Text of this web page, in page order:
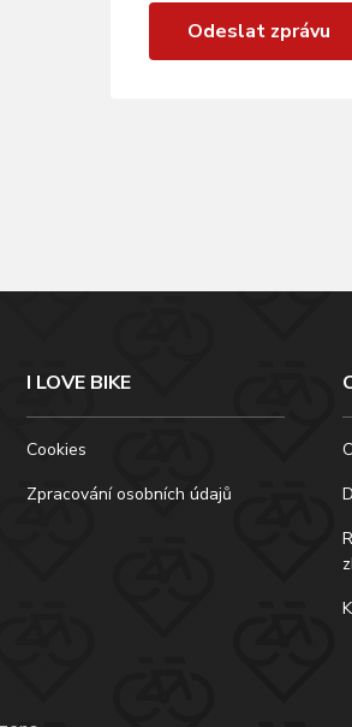
Odeslat zprávu
I LOVE BIKE
Cookies
Zpracování osobních údajů